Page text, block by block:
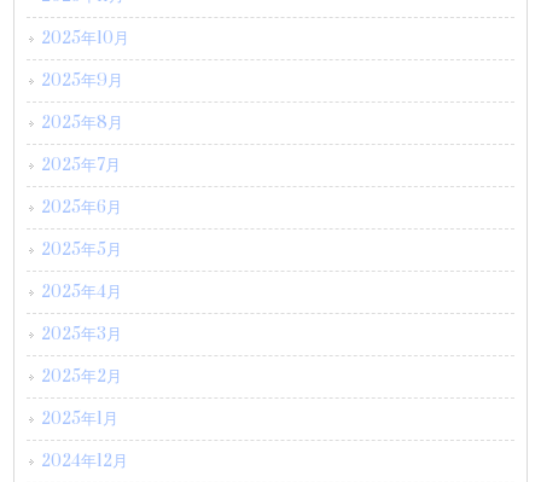
2025年10月
2025年9月
2025年8月
2025年7月
2025年6月
2025年5月
2025年4月
2025年3月
2025年2月
2025年1月
2024年12月